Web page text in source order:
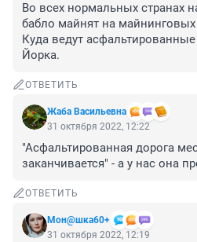
Во всех нормальных странах
бабло майнят на
Куда ведут
Йорка.
ОТВЕТИТЬ
Жаба Васильевна
31 октября 2022, 12:22
"Асфальтированная дорога
заканчивается" - а у нас она
ОТВЕТИТЬ
Мон@шка60+
31 октября 2022, 12:19